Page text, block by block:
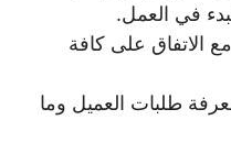
في العمل.
الاتفاق على كافة
طلبات العميل وما